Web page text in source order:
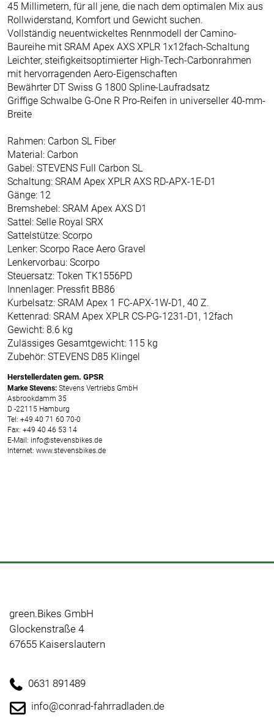
45 Millimetern, für all jene, die nach dem optimalen Mix aus
Rollwiderstand, Komfort und Gewicht suchen.
Vollständig neuentwickeltes Rennmodell der Camino-
Baureihe mit SRAM Apex AXS XPLR 1x12fach-Schaltung
Leichter, steifigkeitsoptimierter High-Tech-Carbonrahmen
mit hervorragenden Aero-Eigenschaften
Bewährter DT Swiss G 1800 Spline-Laufradsatz
Griffige Schwalbe G-One R Pro-Reifen in universeller 40-mm-
Breite
Rahmen: Carbon SL Fiber
Material: Carbon
Gabel: STEVENS Full Carbon SL
Schaltung: SRAM Apex XPLR AXS RD-APX-1E-D1
Gänge: 12
Bremshebel: SRAM Apex AXS D1
Sattel: Selle Royal SRX
Sattelstütze: Scorpo
Lenker: Scorpo Race Aero Gravel
Lenkervorbau: Scorpo
Steuersatz: Token TK1556PD
Innenlager: Pressfit BB86
Kurbelsatz: SRAM Apex 1 FC-APX-1W-D1, 40 Z.
Kettenrad: SRAM Apex XPLR CS-PG-1231-D1, 12fach
Gewicht: 8.6 kg
Zulässiges Gesamtgewicht: 115 kg
Zubehör: STEVENS D85 Klingel
Herstellerdaten gem. GPSR
Marke Stevens: Stevens Vertriebs GmbH
Asbrookdamm 35
D -22115 Hamburg
Tel: +49 40 71 60 70-0
Fax: +49 40 46 53 14
E-Mail: info@stevensbikes.de
Internet: www.stevensbikes.de
green.Bikes GmbH
Glockenstraße 4
67655 Kaiserslautern
0631 891489
info@conrad-fahrradladen.de